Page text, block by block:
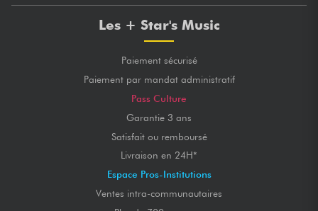
Les + Star's Music
Paiement sécurisé
Paiement par mandat administratif
Pass Culture
Garantie 3 ans
Satisfait ou remboursé
Livraison en 24H*
Espace Pros-Institutions
Ventes intra-communautaires